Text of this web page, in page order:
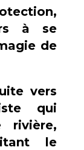
à se
de
vers
qui
rivière,
le